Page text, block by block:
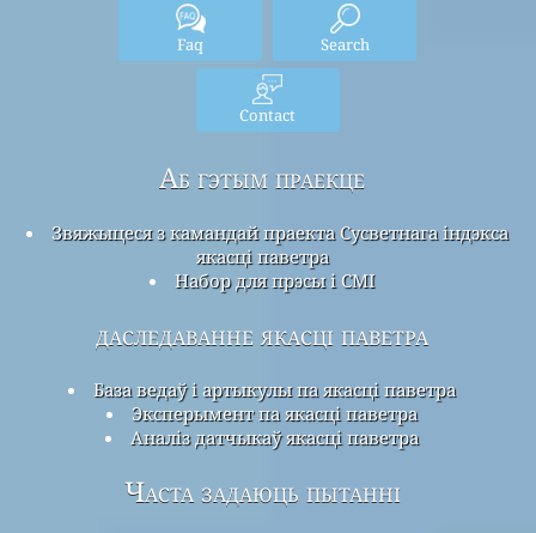
Faq Search
Contact
Аб гэтым праекце
Звяжыцеся з камандай праекта Сусветнага індэкса
якасці паветра
Набор для прэсы і СМІ
даследаванне якасці паветра
База ведаў і артыкулы па якасці паветра
Эксперымент па якасці паветра
Аналіз датчыкаў якасці паветра
Часта задаюць пытанні